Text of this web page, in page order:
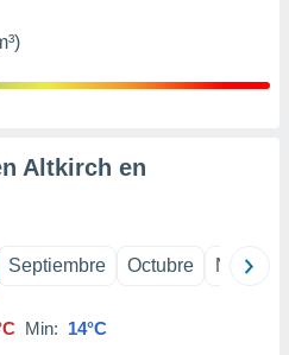
Altkirch en
Septiembre Octubre
Min: 14°C